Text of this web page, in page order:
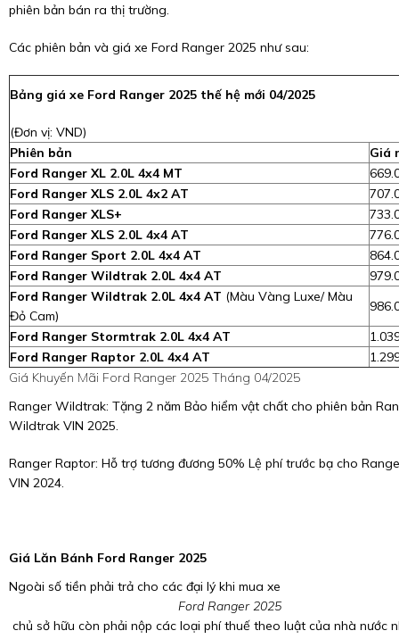
phiên bản bán ra thị trường.
Các phiên bản và giá xe Ford Ranger 2025 như sau:
Bảng giá xe Ford Ranger 2025 thế hệ mới 04/2025
(Đơn vị: VND)
Phiên bản
Giá
Ford Ranger XL 2.0L 4x4 MT
Ford Ranger XLS 2.0L 4x2 AT
Ford Ranger XLS+
Ford Ranger XLS 2.0L 4x4 AT
Ford Ranger Sport 2.0L 4x4 AT
Ford Ranger Wildtrak 2.0L 4x4 AT
Ford Ranger Wildtrak 2.0L 4x4 AT (Màu Vàng Luxe/ Màu
Đỏ Cam)
Ford Ranger Stormtrak 2.0L 4x4 AT
Ford Ranger Raptor 2.0L 4x4 AT
Giá Khuyến Mãi Ford Ranger 2025 Tháng 04/2025
Ranger Wildtrak: Tặng 2 năm Bảo hiểm vật chất cho phiên bản
Wildtrak VIN 2025.
Ranger Raptor: Hỗ trợ tương đương 50% Lệ phí trước bạ cho
VIN 2024.
Giá Lăn Bánh Ford Ranger 2025
Ngoài số tiền phải trả cho các đại lý khi mua xe
Ford Ranger 2025
chủ sở hữu còn phải nộp các loại phí thuế theo luật của nhà nước